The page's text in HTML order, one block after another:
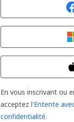
En vous inscrivant ou
acceptez l'Entente
confidentialité.